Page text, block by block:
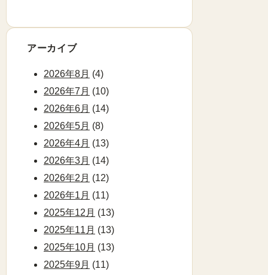
アーカイブ
2026年8月 (4)
2026年7月 (10)
2026年6月 (14)
2026年5月 (8)
2026年4月 (13)
2026年3月 (14)
2026年2月 (12)
2026年1月 (11)
2025年12月 (13)
2025年11月 (13)
2025年10月 (13)
2025年9月 (11)